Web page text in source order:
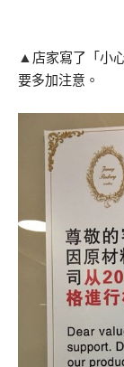
▲ 店家寫了「小
要多加注意。